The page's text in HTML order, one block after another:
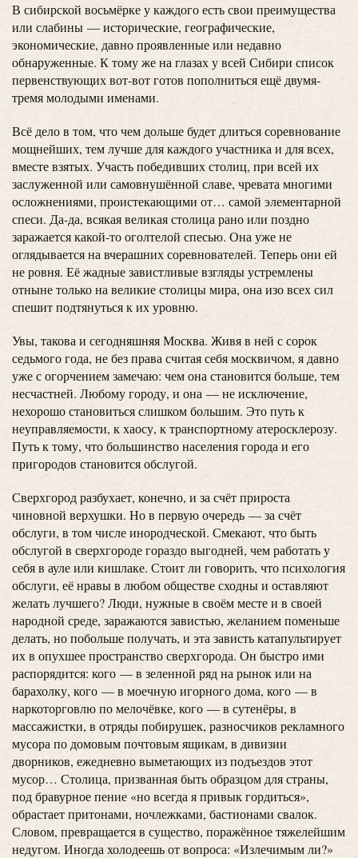
В сибирской восьмёрке у каждого есть свои преимущества
или слабины — исторические, географические,
экономические, давно проявленные или недавно
обнаруженные. К тому же на глазах у всей Сибири список
первенствующих вот-вот готов пополниться ещё двумя-
тремя молодыми именами.
Всё дело в том, что чем дольше будет длиться соревнование
мощнейших, тем лучше для каждого участника и для всех,
вместе взятых. Участь победивших столиц, при всей их
заслуженной или самовнушённой славе, чревата многими
осложнениями, проистекающими от… самой элементарной
спеси. Да-да, всякая великая столица рано или поздно
заражается какой-то оголтелой спесью. Она уже не
оглядывается на вчерашних соревнователей. Теперь они ей
не ровня. Её жадные завистливые взгляды устремлены
отныне только на великие столицы мира, она изо всех сил
спешит подтянуться к их уровню.
Увы, такова и сегодняшняя Москва. Живя в ней с сорок
седьмого года, не без права считая себя москвичом, я давно
уже с огорчением замечаю: чем она становится больше, тем
несчастней. Любому городу, и она — не исключение,
нехорошо становиться слишком большим. Это путь к
неуправляемости, к хаосу, к транспортному атеросклерозу.
Путь к тому, что большинство населения города и его
пригородов становится обслугой.
Сверхгород разбухает, конечно, и за счёт прироста
чиновной верхушки. Но в первую очередь — за счёт
обслуги, в том числе инородческой. Смекают, что быть
обслугой в сверхгороде гораздо выгодней, чем работать у
себя в ауле или кишлаке. Стоит ли говорить, что психология
обслуги, её нравы в любом обществе сходны и оставляют
желать лучшего? Люди, нужные в своём месте и в своей
народной среде, заражаются завистью, желанием поменьше
делать, но побольше получать, и эта зависть катапультирует
их в опухшее пространство сверхгорода. Он быстро ими
распорядится: кого — в зеленной ряд на рынок или на
барахолку, кого — в моечную игорного дома, кого — в
наркоторговлю по мелочёвке, кого — в сутенёры, в
массажистки, в отряды побирушек, разносчиков рекламного
мусора по домовым почтовым ящикам, в дивизии
дворников, ежедневно выметающих из подъездов этот
мусор… Столица, призванная быть образцом для страны,
под бравурное пение «но всегда я привык гордиться»,
обрастает притонами, ночлежками, бастионами свалок.
Словом, превращается в существо, поражённое тяжелейшим
недугом. Иногда холодеешь от вопроса: «Излечимым ли?»